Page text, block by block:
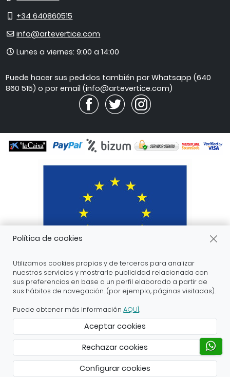
18,70 € Añadir al carrito
Móvil
+34 640860515
E-
info@artevertice.com
Horario
atención
Lunes a viernes: 9:00 a 14:00
Puede hacer sus pedidos también por Whatsapp (640
860 515) o por email (info@artevertice.com)
ARANDA ARTE-VÉRTICE SL ha recibido servicios de
apoyo a la digitalización financiados por el proyecto
DIHnamic a través del programa de investigación e
innovación “Horizonte 2020” de la Unión Europea en
virtud del acuerdo de subvención nº 824186.
Creado con Atnova Shop
Política de cookies
Utilizamos cookies propias y de terceros para analizar
nuestros servicios y mostrarle publicidad relacionada con
sus preferencias en base a un perfil elaborado a partir de
sus hábitos de navegación. (por ejemplo, páginas visitadas).
Puede obtener más informaciónAQUÍ.
Aceptar cookies
Rechazar cookies
Configurar cookies